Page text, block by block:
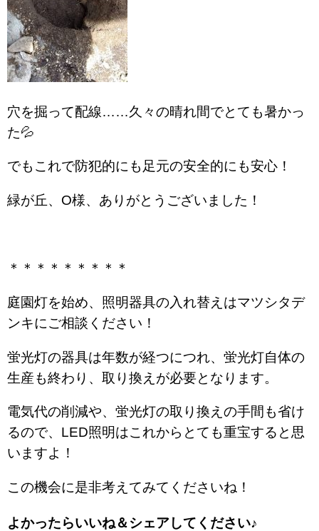
穴を掘って配線……久々の晴れ間でとても暑かっ
た💦
でもこれで防犯的にも足元の安全的にも安心！
緑が丘、O様、ありがとうございました！
＊＊＊＊＊＊＊＊＊
庭園灯を始め、照明器具の入れ替えはマツシタデ
ンキにご相談ください！
蛍光灯の器具は年数が経つにつれ、蛍光灯自体の
生産も終わり、取り換えが必要となります。
電気代の削減や、蛍光灯の取り換えの手間も省け
るので、LED照明はこれからとても重宝すると思
いますよ！
この機会に是非考えてみてくださいね！
よかったらいいね＆シェアしてください♪